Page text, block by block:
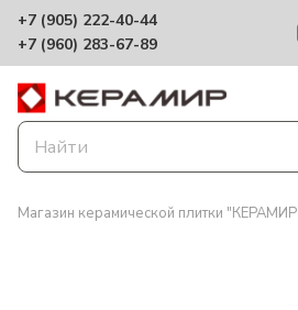
+7 (905) 222-40-44
+7 (960) 283-67-89
Магазин керамической плитки "КЕРАМИР